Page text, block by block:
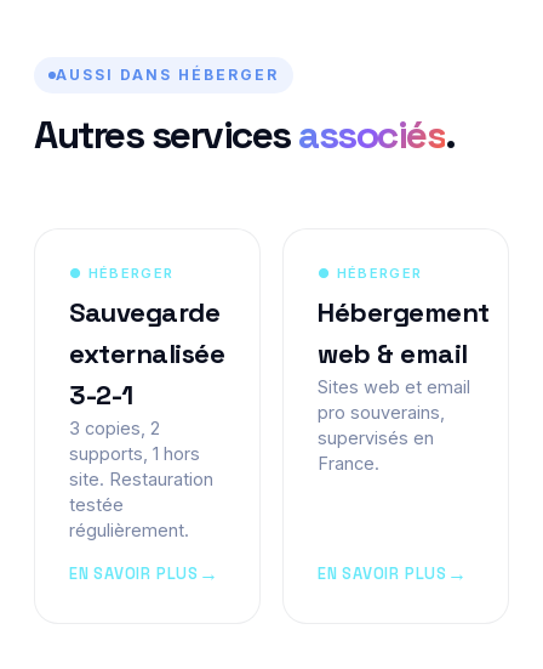
AUSSI DANS HÉBERGER
Autres servicesassociés.
● HÉBERGER
Sauvegarde
externalisée
3-2-1
3 copies, 2
supports, 1 hors
site. Restauration
testée
régulièrement.
EN SAVOIR PLUS
● HÉBERGER
Hébergement
web & email
Sites web et email
pro souverains,
supervisés en
France.
EN SAVOIR PLUS